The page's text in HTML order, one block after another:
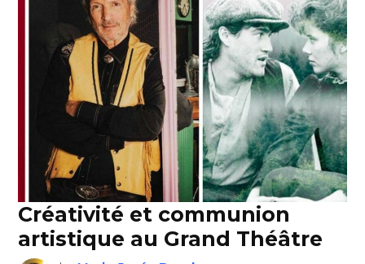
Créativité et communion
artistique au Grand Théâtre